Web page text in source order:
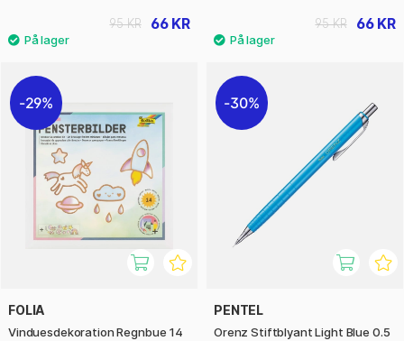
66 KR
95 KR 66 KR
95 KR
29%
FOLIA
Vinduesdekoration Regnbue 14
30%
PENTEL
Orenz Stiftblyant Light Blue 0.5